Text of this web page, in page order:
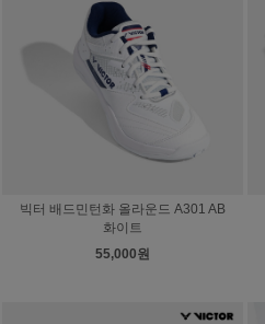
빅터 배드민턴화 올라운드 A301 AB
화이트
55,000원